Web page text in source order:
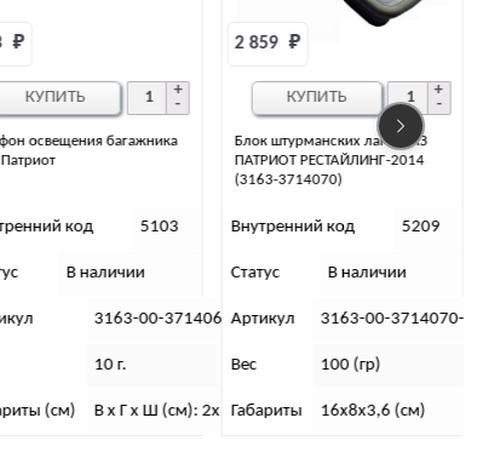
00
2х3х8
Блок штурманских ламп УАЗ
ПАТРИОТ РЕСТАЙЛИНГ-2014
Внутренний код 5209
Статус В наличии
Артикул 3163-00-3714070-00
100 (гр)
Габариты 16х8х3,6 (см)
КУПИТЬ
Фонарь задний УАЗ Патриот
правый (2015)
3 928
Внутренний код
Статус В наличии
Артикул 3163-00-
Габариты (см) В х Г х Ш
КУПИТЬ